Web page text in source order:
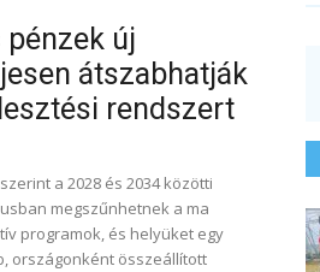
új
átszabhatják
rendszert
a 2028 és 2034 közötti
megszűnhetnek a ma
programok, és helyüket egy
országonként összeállított